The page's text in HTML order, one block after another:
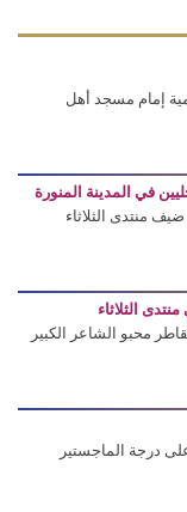
إمام مسجد أهل
في المدينة المنورة
منتدى الثلاثاء
الثلاثاء
محبو الشاعر الكبير
درجة الماجستير